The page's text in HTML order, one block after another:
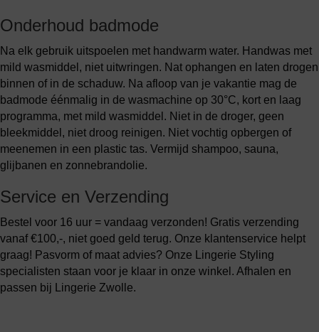
Onderhoud badmode
Na elk gebruik uitspoelen met handwarm water. Handwas met
mild wasmiddel, niet uitwringen. Nat ophangen en laten drogen
binnen of in de schaduw. Na afloop van je vakantie mag de
badmode éénmalig in de wasmachine op 30°C, kort en laag
programma, met mild wasmiddel. Niet in de droger, geen
bleekmiddel, niet droog reinigen. Niet vochtig opbergen of
meenemen in een plastic tas. Vermijd shampoo, sauna,
glijbanen en zonnebrandolie.
Service en Verzending
Bestel voor 16 uur = vandaag verzonden! Gratis verzending
vanaf €100,-, niet goed geld terug. Onze klantenservice helpt
graag! Pasvorm of maat advies? Onze Lingerie Styling
specialisten staan voor je klaar in onze winkel. Afhalen en
passen bij Lingerie Zwolle.